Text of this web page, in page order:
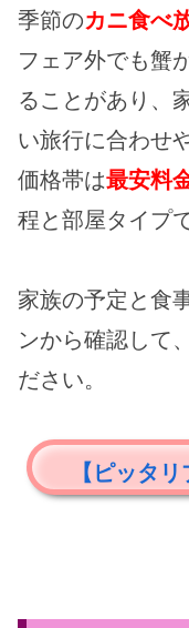
季節のカニ食べ
フェア外でも蟹
ることがあり、
い旅行に合わせ
価格帯は最安料
程と部屋タイプ
家族の予定と食
ンから確認して
ださい。
【ピッタ